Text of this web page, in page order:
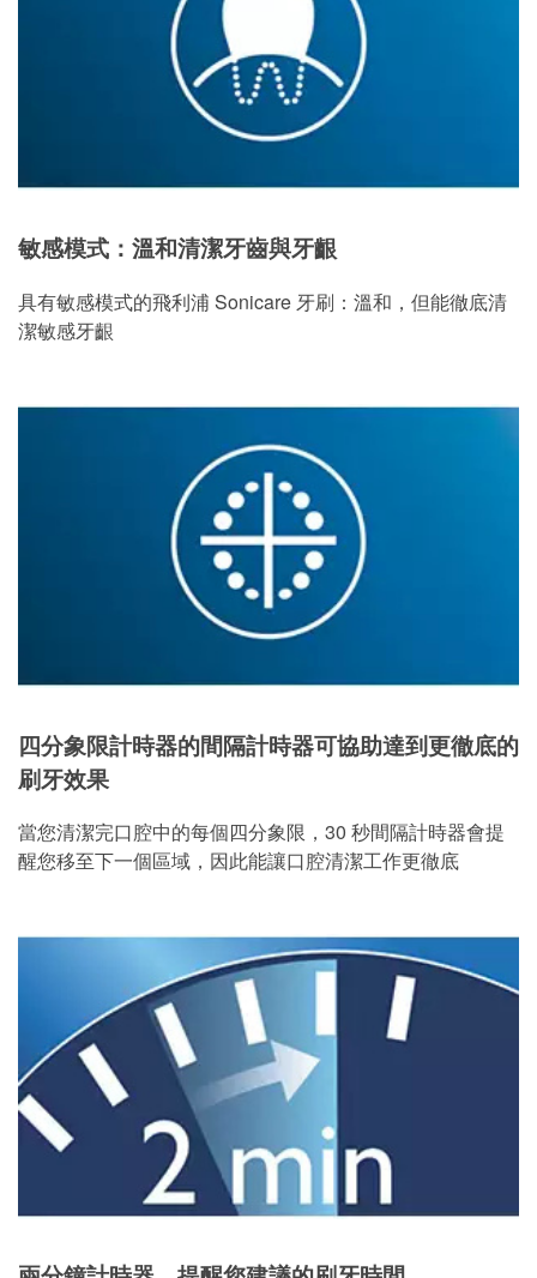
敏感模式：溫和清潔牙齒與牙齦
具有敏感模式的飛利浦 Sonicare 牙刷：溫和，但能徹底清
潔敏感牙齦
四分象限計時器的間隔計時器可協助達到更徹底的
刷牙效果
當您清潔完口腔中的每個四分象限，30 秒間隔計時器會提
醒您移至下一個區域，因此能讓口腔清潔工作更徹底